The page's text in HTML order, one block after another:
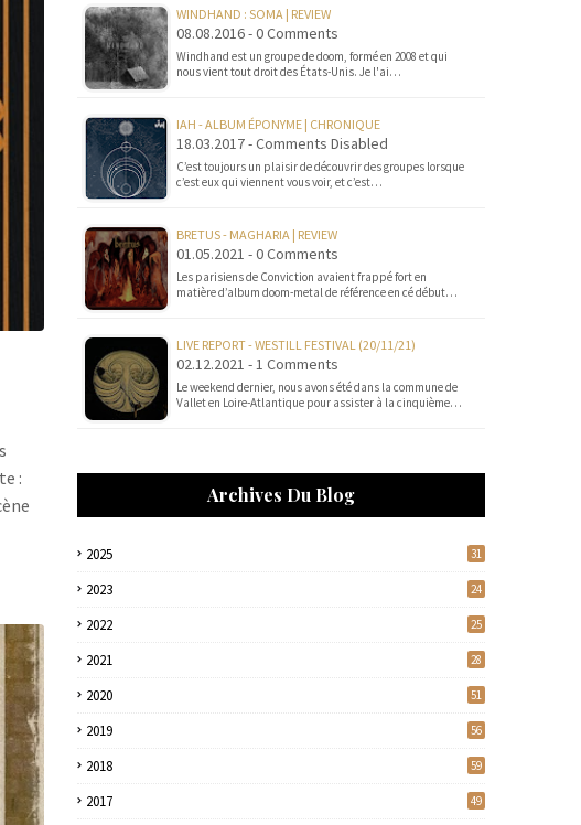
:
WINDHAND : SOMA | REVIEW
08.08.2016 - 0 Comments
Windhand est un groupe de doom, formé en 2008 et qui
nous vient tout droit des États-Unis. Je l'ai…
IAH - ALBUM ÉPONYME | CHRONIQUE
18.03.2017 - Comments Disabled
C’est toujours un plaisir de découvrir des groupes lorsque
c’est eux qui viennent vous voir, et c’est…
BRETUS - MAGHARIA | REVIEW
01.05.2021 - 0 Comments
Les parisiens de Conviction avaient frappé fort en
matière d’album doom-metal de référence en cé début…
LIVE REPORT - WESTILL FESTIVAL (20/11/21)
02.12.2021 - 1 Comments
Le weekend dernier, nous avons été dans la commune de
Vallet en Loire-Atlantique pour assister à la cinquième…
Archives Du Blog
2025 31
2023 24
2022 25
2021 28
2020 51
2019 56
2018 59
2017 49